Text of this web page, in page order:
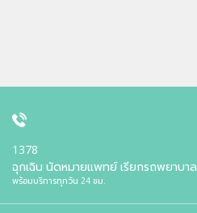
1378
ฉุกเฉิน นัดหมายแพทย์ เรียกรถพยาบาล
พร้อมบริการทุกวัน 24 ชม.